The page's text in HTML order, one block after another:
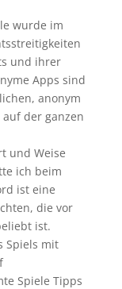
wurde im
und ihrer
Apps sind
anonym
der ganzen
und Weise
ich beim
ist eine
die vor
ist.
Spiels mit
Spiele Tipps